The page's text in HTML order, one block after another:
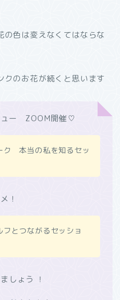
の色は変えなくてはならな
クのお花が続くと思います
ュー ZOOM開催♡
ク 本当の私を知るセッ
！
フとつながるセッショ
しょう ！